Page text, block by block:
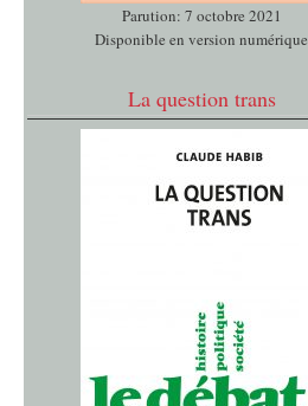
Parution: 7 octobre 2021
Disponible en version numérique
La question trans